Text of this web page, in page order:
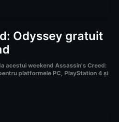
Odyssey gratuit
acestui weekend Assassin's Creed:
platformele PC, PlayStation 4 și